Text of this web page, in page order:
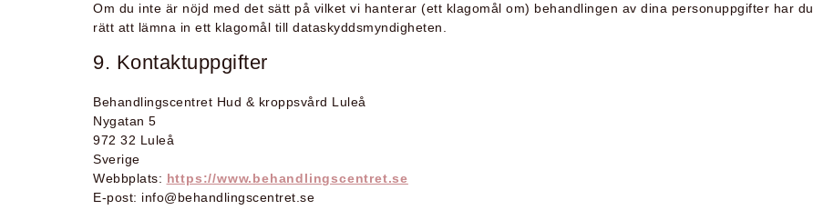
Om du inte är nöjd med det sätt på vilket vi hanterar (ett klagomål om) behandlingen av dina personuppgifter har du
rätt att lämna in ett klagomål till dataskyddsmyndigheten.
9. Kontaktuppgifter
Behandlingscentret Hud & kroppsvård Luleå
Nygatan 5
972 32 Luleå
Sverige
Webbplats: https://www.behandlingscentret.se
E-post: info@behandlingscentret.se